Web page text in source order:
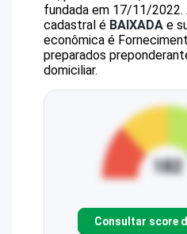
fundada em 17/11/2022.
cadastral é BAIXADA e
econômica é
preparados
domiciliar.
Consultar score